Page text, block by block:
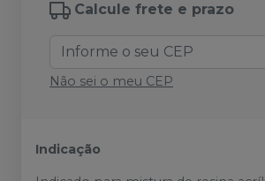
Calcule frete e prazo
Não sei o meu CEP
Indicação